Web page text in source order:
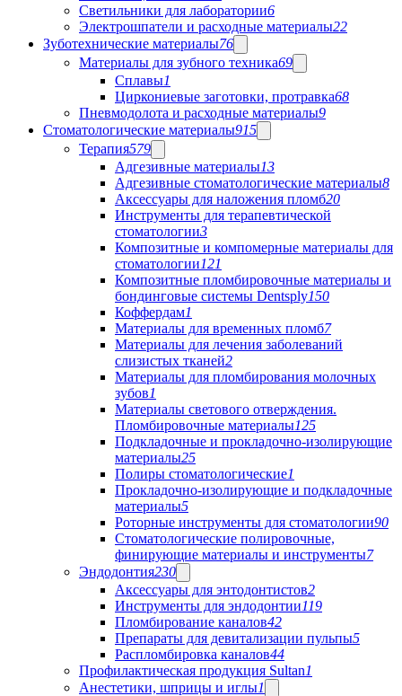
Светильники для лаборатории6
Электрошпатели и расходные материалы22
Зуботехнические материалы76
Материалы для зубного техника69
Сплавы1
Циркониевые заготовки, протравка68
Пневмодолота и расходные материалы9
Стоматологические материалы915
Терапия579
Адгезивные материалы13
Адгезивные стоматологические материалы8
Аксессуары для наложения пломб20
Инструменты для терапевтической
стоматологии3
Композитные и компомерные материалы для
стоматологии121
Композитные пломбировочные материалы и
бондинговые системы Dentsply150
Коффердам1
Материалы для временных пломб7
Материалы для лечения заболеваний
слизистых тканей2
Материалы для пломбирования молочных
зубов1
Материалы светового отверждения.
Пломбировочные материалы125
Подкладочные и прокладочно-изолирующие
материалы25
Полиры стоматологические1
Прокладочно-изолирующие и подкладочные
материалы5
Роторные инструменты для стоматологии90
Стоматологические полировочные,
финирующие материалы и инструменты7
Эндодонтия230
Аксессуары для энтодонтистов2
Инструменты для эндодонтии119
Пломбирование каналов42
Препараты для девитализации пульпы5
Распломбировка каналов44
Профилактическая продукция Sultan1
Анестетики, шприцы и иглы1